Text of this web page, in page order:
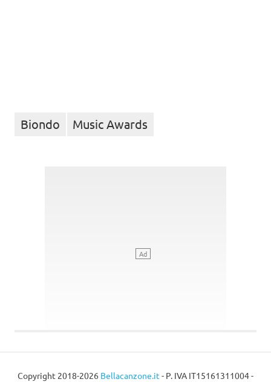
Biondo Music Awards
Copyright 2018-2026 Bellacanzone.it - P. IVA IT15161311004 -